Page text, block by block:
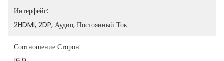
Интерфейс:
2HDMI, 2DP, Аудио, Постоянный Ток
Соотношение Сторон: